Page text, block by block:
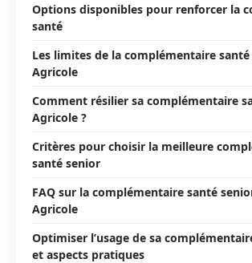
Options disponibles pour renforcer la
santé
Les limites de la complémentaire
Agricole
Comment résilier sa complémentaire
Agricole ?
Critères pour choisir la meilleure
santé senior
FAQ sur la complémentaire santé
Agricole
Optimiser l’usage de sa
et aspects pratiques